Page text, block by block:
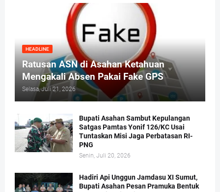
HEADLINE
Ratusan ASN di Asahan Ketahuan
Mengakali Absen Pakai Fake GPS
Selasa, Juli 21, 2026
Bupati Asahan Sambut Kepulangan
Satgas Pamtas Yonif 126/KC Usai
Tuntaskan Misi Jaga Perbatasan RI-
PNG
Senin, Juli 20, 2026
Hadiri Api Unggun Jamdasu XI Sumut,
Bupati Asahan Pesan Pramuka Bentuk